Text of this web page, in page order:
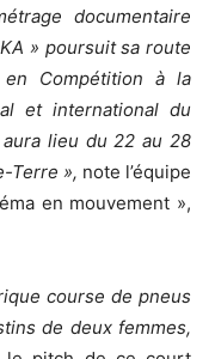
documentaire
» poursuit sa route
Compétition à la
et international du
lieu du 22 au 28
Terre », note l’équipe
en mouvement »,
course de pneus
de deux femmes,